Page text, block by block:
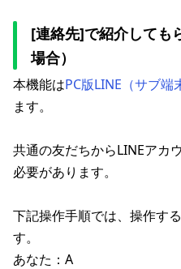
[連絡先]で紹介しても
場合）
本機能はPC版LINE（サブ端
ます。
共通の友だちからLINEアカ
必要があります。
下記操作手順では、操作す
す。
あなた：A